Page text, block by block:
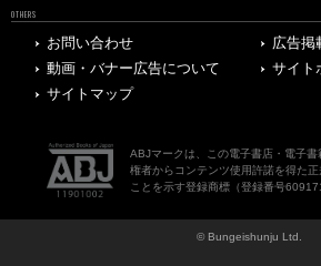
OTHERS
お問い合わせ
広告掲
動画・バナー広告について
サイト
サイトマップ
ABJマークは、この電子書店・電子
権者からコンテンツ使用許諾を得た
ことを示す登録商標（登録番号
© Bungeishunju Ltd.